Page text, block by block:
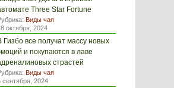
Three Star Fortune
Виды чая
октября, 2024
Гизбо все получат массу новых
и покупаются в лаве
страстей
Виды чая
сентября, 2024